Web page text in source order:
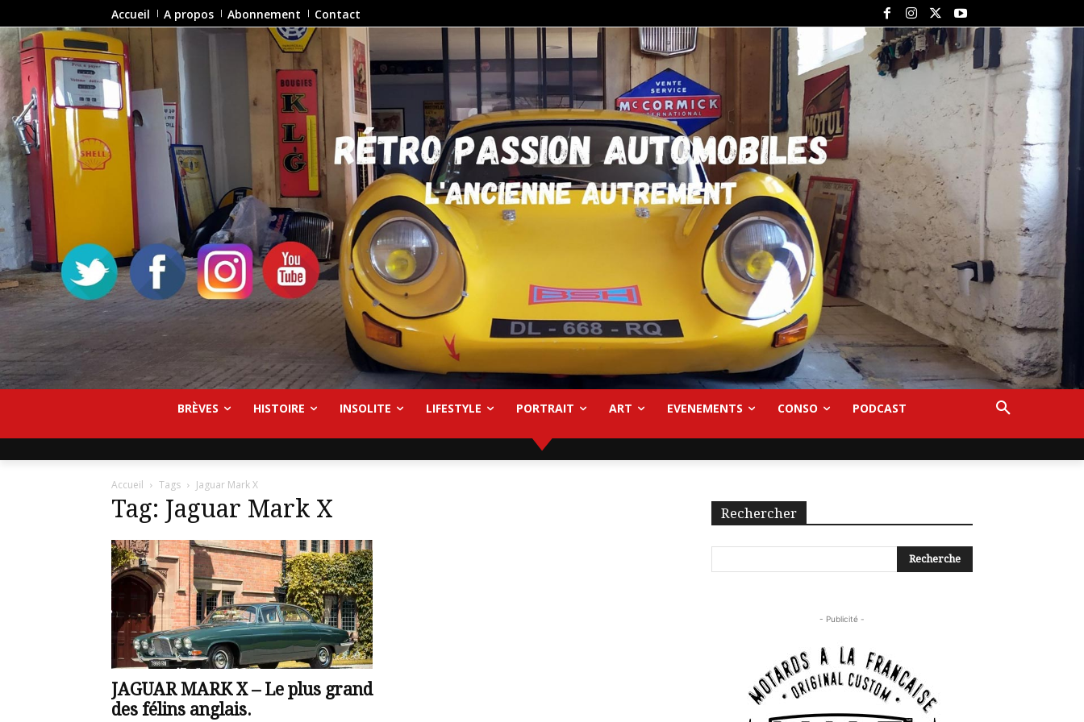
Accueil A propos Abonnement Contact
BRÈVES HISTOIRE INSOLITE LIFESTYLE PORTRAIT ART EVENEMENTS CONSO PODCAST
Accueil Tags Jaguar Mark X
Tag: Jaguar Mark X
JAGUAR MARK X – Le plus grand
des félins anglais.
Rechercher
- Publicité -